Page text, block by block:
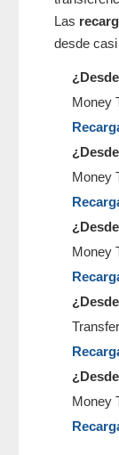
Las
desde
Money
Money
Money
Money